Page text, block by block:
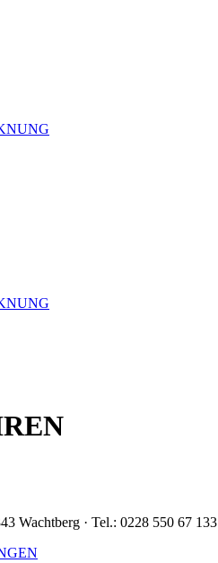
Wachtberg · Tel.: 0228 550 67 133